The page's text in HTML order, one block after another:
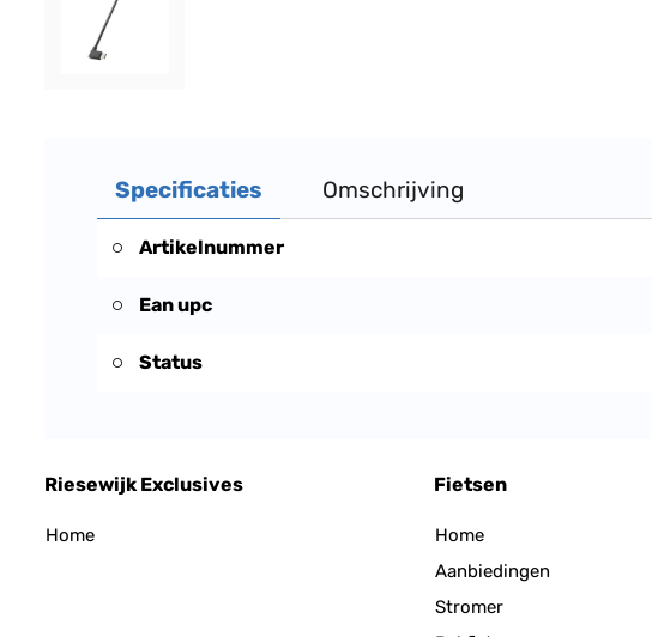
Specificaties Omschrijving
Artikelnummer
Ean upc
Status
Riesewijk Exclusives
Home
Fietsen
Home
Aanbiedingen
Stromer